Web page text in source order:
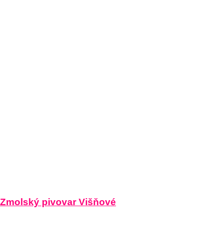
Zmolský pivovar Višňové